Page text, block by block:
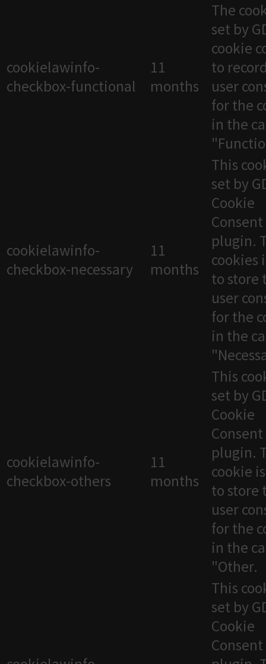
cookielawinfo-
checkbox-functional
11
months
The
set by
cookie
to
user
for the
in the
cookielawinfo-
checkbox-necessary
11
months
This
set by
Cookie
Consent
plugin.
cookies
to store
user
for the
in the
cookielawinfo-
checkbox-others
11
months
This
set by
Cookie
Consent
plugin.
cookie
to store
user
for the
in the
"Other.
This
set by
Cookie
Consent